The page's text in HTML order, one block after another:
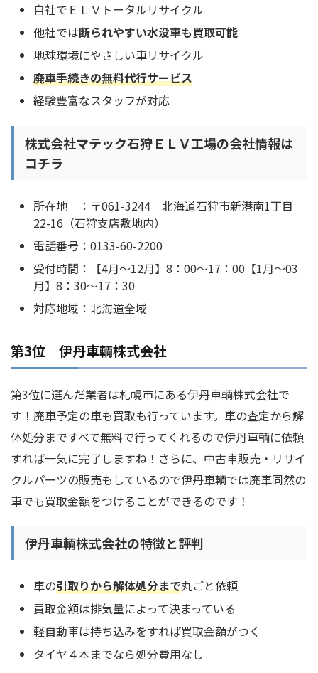
自社でＥＬＶトータルリサイクル
他社では断られやすい水没車も買取可能
地球環境にやさしい車リサイクル
廃車手続きの無料代行サービス
経験豊富なスタッフが対応
株式会社マテック石狩ＥＬＶ工場の会社情報は
コチラ
所在地 ：〒061-3244 北海道石狩市新港南1丁目
22-16（石狩支店敷地内）
電話番号：0133-60-2200
受付時間：【4月～12月】8：00～17：00【1月～03
月】8：30～17：30
対応地域：北海道全域
第3位 伊丹車輌株式会社
第3位に選んだ業者は札幌市にある伊丹車輌株式会社で
す！廃車予定の車も買取も行っています。車の査定から解
体処分まですべて無料で行ってくれるので伊丹車輌に依頼
すれば一気に完了しますね！さらに、中古車販売・リサイ
クルパーツの販売もしているので伊丹車輌では廃車同然の
車でも買取金額をつけることができるのです！
伊丹車輌株式会社の特徴と評判
車の引取りから解体処分まで丸ごと依頼
買取金額は排気量によって決まっている
軽自動車は持ち込みをすれば買取金額がつく
タイヤ４本までなら処分費用なし